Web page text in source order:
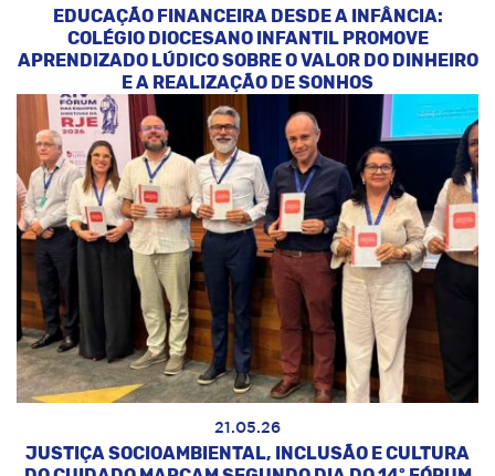
EDUCAÇÃO FINANCEIRA DESDE A INFÂNCIA:
COLÉGIO DIOCESANO INFANTIL PROMOVE
APRENDIZADO LÚDICO SOBRE O VALOR DO DINHEIRO
E A REALIZAÇÃO DE SONHOS
21.05.26
JUSTIÇA SOCIOAMBIENTAL, INCLUSÃO E CULTURA